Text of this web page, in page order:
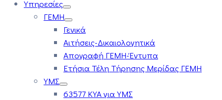
Υπηρεσίες
ΓΕΜΗ
Γενικά
Αιτήσεις-Δικαιολογητικά
Απογραφή ΓΕΜΗ-Έντυπα
Ετήσια Τέλη Τήρησης Μερίδας ΓΕΜΗ
ΥΜΣ
63577 ΚΥΑ για ΥΜΣ